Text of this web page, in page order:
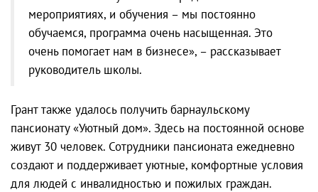
мероприятиях, и обучения – мы постоянно
обучаемся, программа очень насыщенная. Это
очень помогает нам в бизнесе», – рассказывает
руководитель школы.
Грант также удалось получить барнаульскому
пансионату «Уютный дом». Здесь на постоянной основе
живут 30 человек. Сотрудники пансионата ежедневно
создают и поддерживает уютные, комфортные условия
для людей с инвалидностью и пожилых граждан.